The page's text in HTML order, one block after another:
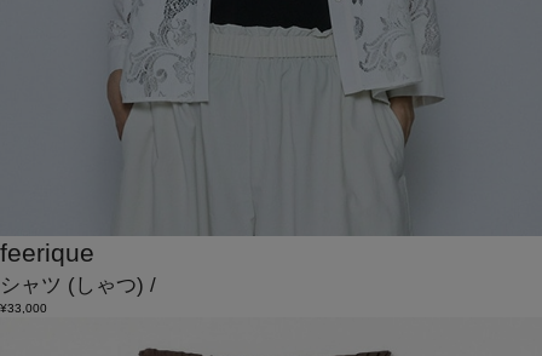
feerique
シャツ (しゃつ) /
¥33,000